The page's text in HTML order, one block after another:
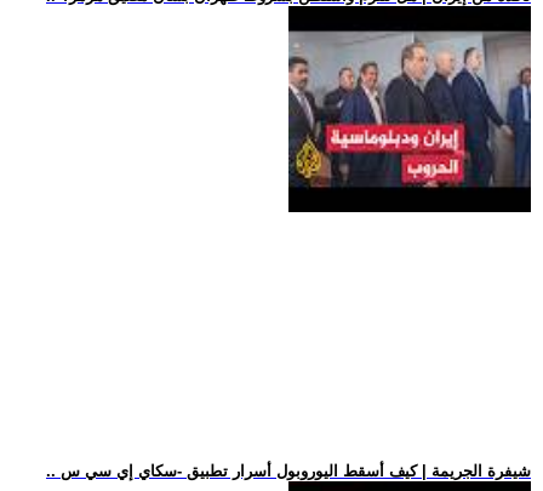
.. شيفرة الجريمة | كيف أسقط اليوروبول أسرار تطبيق -سكاي إي سي س